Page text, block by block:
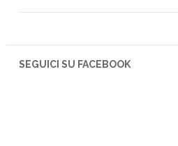
SEGUICI SU FACEBOOK